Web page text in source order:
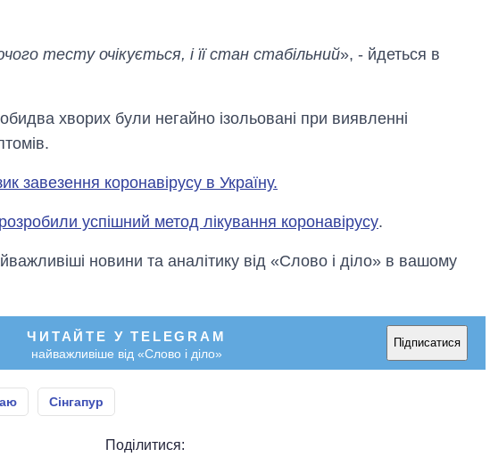
тесту очікується, і її стан стабільний», - йдеться в
хворих були негайно ізольовані при виявленні
завезення коронавірусу в Україну.
успішний метод лікування коронавірусу.
новини та аналітику від «Слово і діло» в вашому
ЧИТАЙТЕ У TELEGRAM
найважливіше від «Слово і діло»
Підписатися
Сінгапур
Поділитися:
вирощували в